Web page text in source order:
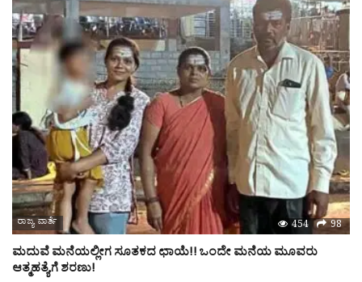
ರಾಜ್ಯ ವಾರ್ತೆ 454 98
ಮದುವೆ ಮನೆಯಲ್ಲೀಗ ಸೂತಕದ ಛಾಯೆ!! ಒಂದೇ ಮನೆಯ ಮೂವರು
ಆತ್ಮಹತ್ಯೆಗೆ ಶರಣು!